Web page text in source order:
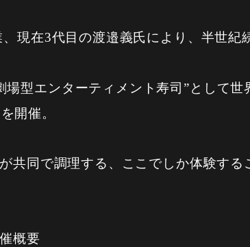
現在3代目の渡邉義氏により、半世紀
型エンターティメント寿司”として世
開催。
共同で調理する、ここでしか体験す
概要